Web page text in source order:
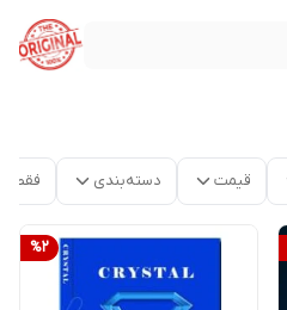
قیمت دسته‌بندی فقط
%2